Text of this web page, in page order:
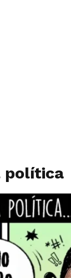
política